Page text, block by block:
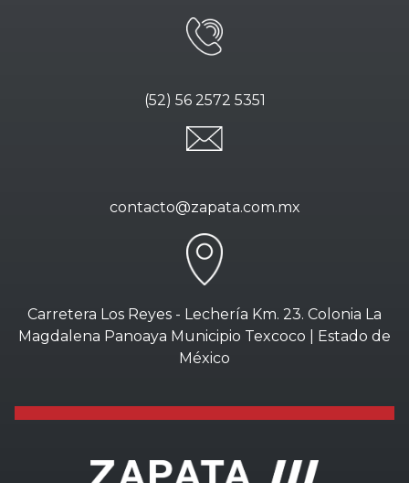
(52) 56 2572 5351
contacto@zapata.com.mx
Carretera Los Reyes - Lechería Km. 23. Colonia La
Magdalena Panoaya Municipio Texcoco | Estado de
México